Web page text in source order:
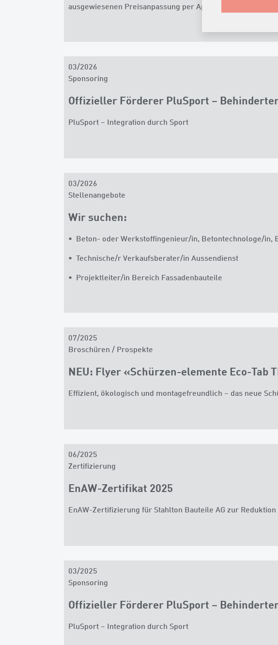
ausgewiesenen Preisanpassung per April 2026.
03/2026
Sponsoring
Offizieller Förderer PluSport –
PluSport – Integration durch Sport
03/2026
Stellenangebote
Wir suchen:
• Beton- oder Werkstoffingenieur/in, Betontechnologe/in,
• Technische/r Verkaufsberater/in Aussendienst
• Projektleiter/in Bereich Fassadenbauteile
07/2025
Broschüren / Prospekte
NEU: Flyer «Schürzen-elemente Eco-Tab
Effizient, ökologisch und montagefreundlich – das neue
06/2025
Zertifizierung
EnAW-Zertifikat 2025
EnAW-Zertifizierung für Stahlton Bauteile AG zur Reduktion
03/2025
Sponsoring
Offizieller Förderer PluSport –
PluSport – Integration durch Sport